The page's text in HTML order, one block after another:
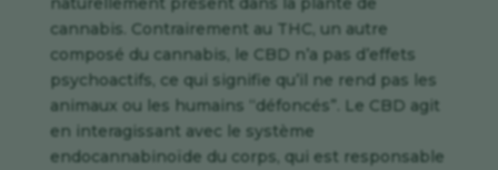
cannabis. Contrairement au THC, un autre
composé du cannabis, le CBD n’a pas d’effets
psychoactifs, ce qui signifie qu’il ne rend pas les
animaux ou les humains “défoncés”. Le CBD agit
en interagissant avec le système
endocannabinoïde du corps, qui est responsable